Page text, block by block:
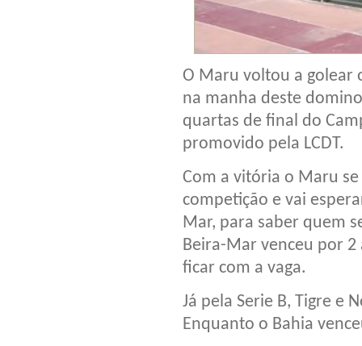
O Maru voltou a golear
na manha deste
quartas de final do
promovido pela LCDT.
Com a vitória o Maru
competição e vai
Mar, para saber quem
Beira-Mar venceu por
ficar com a vaga.
Já pela Serie B, Tigre e
Enquanto o Bahia